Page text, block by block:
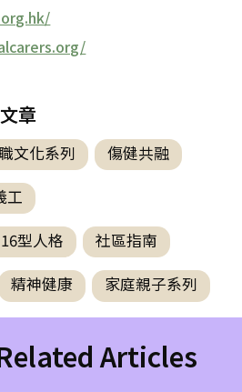
章
文化系列 傷健共融
工
型人格 社區指南
精神健康 家庭親子系列
Articles